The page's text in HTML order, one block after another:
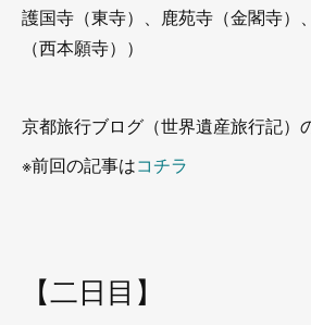
護国寺（東寺）、鹿苑寺（金閣寺）
（西本願寺））
京都旅行ブログ（世界遺産旅行記）
※前回の記事はコチラ
【二日目】